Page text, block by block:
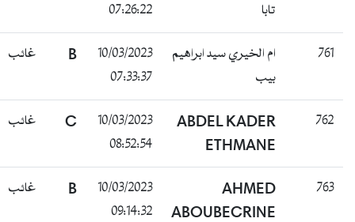
تابا
07:26:22
761
ام الخيري سيد ابراهيم
بيب
10/03/2023
07:33:37
B غائب
762
ABDEL KADER
ETHMANE
10/03/2023
08:52:54
C غائب
763
AHMED
ABOUBECRINE
10/03/2023
09:14:32
B غائب